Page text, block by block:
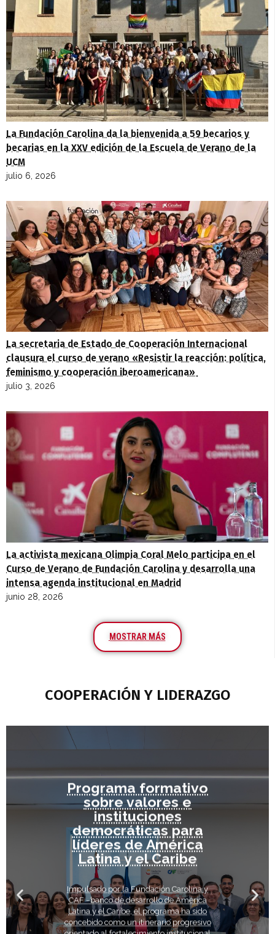
La Fundación Carolina da la bienvenida a 59 becarios y
becarias en la XXV edición de la Escuela de Verano de la
UCM
julio 6, 2026
La secretaria de Estado de Cooperación Internacional
clausura el curso de verano «Resistir la reacción: política,
feminismo y cooperación iberoamericana»
julio 3, 2026
La activista mexicana Olimpia Coral Melo participa en el
Curso de Verano de Fundación Carolina y desarrolla una
intensa agenda institucional en Madrid
junio 28, 2026
MOSTRAR MÁS
COOPERACIÓN Y LIDERAZGO​
Programa formativo
sobre valores e
instituciones
democráticas para
líderes de América
Latina y el Caribe
Impulsado por la Fundación Carolina y
CAF –banco de desarrollo de América
Latina y el Caribe, el programa ha sido
concebido como un itinerario progresivo